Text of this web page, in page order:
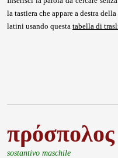
la tastiera che appare a destra
latini usando questa tabella di
πρόσπολος
sostantivo maschile